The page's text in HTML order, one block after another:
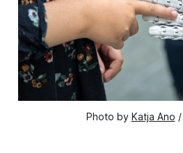
Photo by Katja Ano /